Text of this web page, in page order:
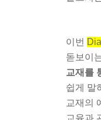
이번
돋보이
교재를
쉽게 말
교재의
교육과